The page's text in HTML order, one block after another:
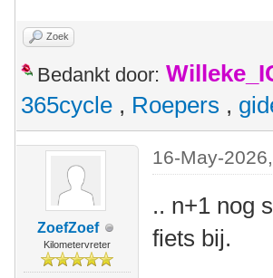
Zoek
Bedankt door:
365cycle , Roepers ,
ZoefZoef
Kilometervreter
16-May-
.. n+1 nog
fiets bij.